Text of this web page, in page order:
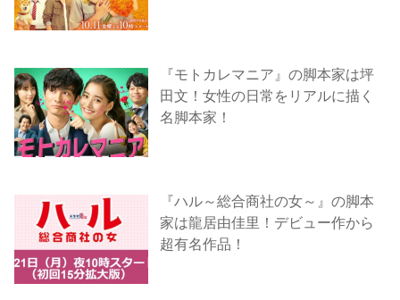
『モトカレマニア』の脚本家は坪
田文！女性の日常をリアルに描く
名脚本家！
『ハル～総合商社の女～』の脚本
家は龍居由佳里！デビュー作から
超有名作品！